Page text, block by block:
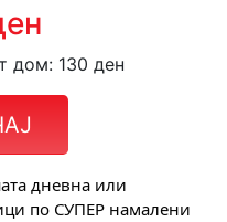
дом: 130 ден
дневна или
по СУПЕР намалени